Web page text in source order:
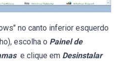
no canto inferior esquerdo
escolha o Painel de
e clique em Desinstalar